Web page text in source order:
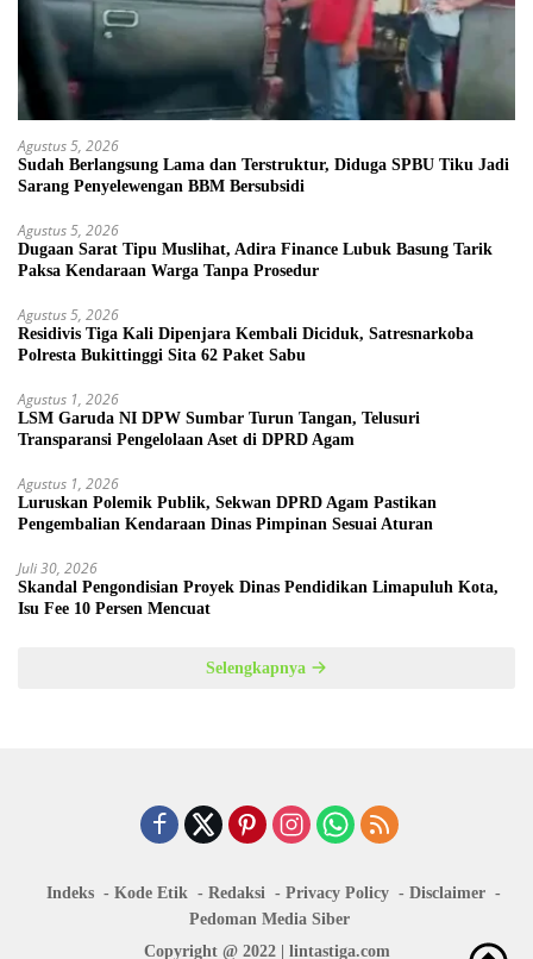
Agustus 5, 2026
Sudah Berlangsung Lama dan Terstruktur, Diduga SPBU Tiku Jadi
Sarang Penyelewengan BBM Bersubsidi
Agustus 5, 2026
Dugaan Sarat Tipu Muslihat, Adira Finance Lubuk Basung Tarik
Paksa Kendaraan Warga Tanpa Prosedur
Agustus 5, 2026
Residivis Tiga Kali Dipenjara Kembali Diciduk, Satresnarkoba
Polresta Bukittinggi Sita 62 Paket Sabu
Agustus 1, 2026
LSM Garuda NI DPW Sumbar Turun Tangan, Telusuri
Transparansi Pengelolaan Aset di DPRD Agam
Agustus 1, 2026
Luruskan Polemik Publik, Sekwan DPRD Agam Pastikan
Pengembalian Kendaraan Dinas Pimpinan Sesuai Aturan
Juli 30, 2026
Skandal Pengondisian Proyek Dinas Pendidikan Limapuluh Kota,
Isu Fee 10 Persen Mencuat
Selengkapnya
Indeks Kode Etik Redaksi Privacy Policy
Disclaimer
Pedoman Media Siber
Copyright @ 2022 | lintastiga.com